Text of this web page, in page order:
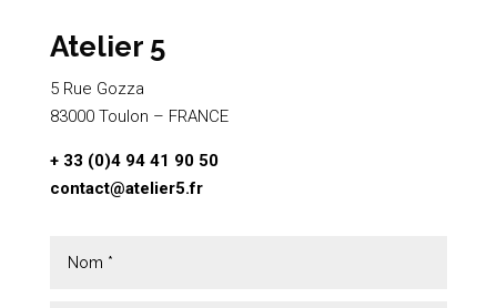
Atelier 5
5 Rue Gozza
83000 Toulon – FRANCE
+ 33 (0)4 94 41 90 50
contact@atelier5.fr